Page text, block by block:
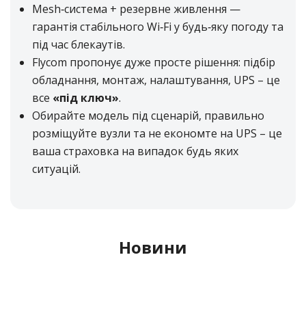
Mesh‑система + резервне живлення —
гарантія стабільного Wi‑Fi у будь‑яку погоду та
під час блекаутів.
Flycom пропонує дуже просте рішення: підбір
обладнання, монтаж, налаштування, UPS – це
все «під ключ».
Обирайте модель під сценарій, правильно
розміщуйте вузли та не економте на UPS – це
ваша страховка на випадок будь яких
ситуацій.
Новини